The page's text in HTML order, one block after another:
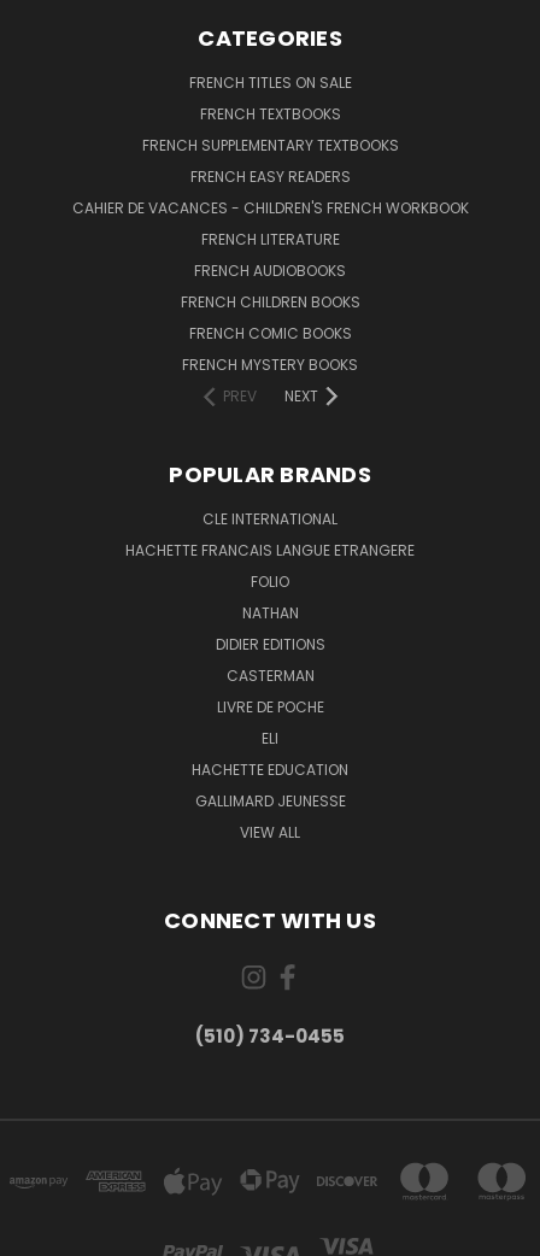
CATEGORIES
FRENCH TITLES ON SALE
FRENCH TEXTBOOKS
FRENCH SUPPLEMENTARY TEXTBOOKS
FRENCH EASY READERS
CAHIER DE VACANCES - CHILDREN'S FRENCH WORKBOOK
FRENCH LITERATURE
FRENCH AUDIOBOOKS
FRENCH CHILDREN BOOKS
FRENCH COMIC BOOKS
FRENCH MYSTERY BOOKS
PREV
NEXT
POPULAR BRANDS
CLE INTERNATIONAL
HACHETTE FRANCAIS LANGUE ETRANGERE
FOLIO
NATHAN
DIDIER EDITIONS
CASTERMAN
LIVRE DE POCHE
ELI
HACHETTE EDUCATION
GALLIMARD JEUNESSE
VIEW ALL
CONNECT WITH US
(510) 734-0455